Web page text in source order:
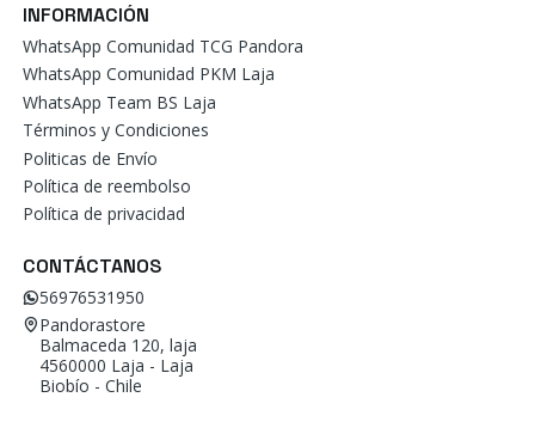
INFORMACIÓN
WhatsApp Comunidad TCG Pandora
WhatsApp Comunidad PKM Laja
WhatsApp Team BS Laja
Términos y Condiciones
Politicas de Envío
Política de reembolso
Política de privacidad
CONTÁCTANOS
56976531950
Pandorastore
Balmaceda 120, laja
4560000 Laja - Laja
Biobío - Chile